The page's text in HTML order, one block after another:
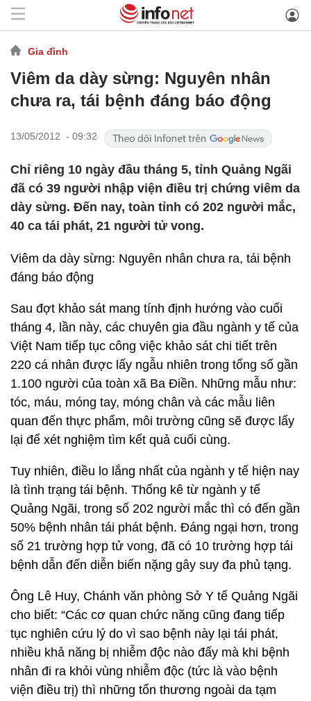
Gia đình
Viêm da dày sừng: Nguyên nhân
chưa ra, tái bệnh đáng báo động
13/05/2012 - 09:32
Chỉ riêng 10 ngày đầu tháng 5, tỉnh Quảng Ngãi
đã có 39 người nhập viện điều trị chứng viêm da
dày sừng. Đến nay, toàn tỉnh có 202 người mắc,
40 ca tái phát, 21 người tử vong.
Viêm da dày sừng: Nguyên nhân chưa ra, tái bệnh
đáng báo động
Sau đợt khảo sát mang tính định hướng vào cuối
tháng 4, lần này, các chuyên gia đầu ngành y tế của
Việt Nam tiếp tục công việc khảo sát chi tiết trên
220 cá nhân được lấy ngẫu nhiên trong tổng số gần
1.100 người của toàn xã Ba Điền. Những mẫu như:
tóc, máu, móng tay, móng chân và các mẫu liên
quan đến thực phẩm, môi trường cũng sẽ được lấy
lại để xét nghiệm tìm kết quả cuối cùng.
Tuy nhiên, điều lo lắng nhất của ngành y tế hiện nay
là tình trạng tái bệnh. Thống kê từ ngành y tế
Quảng Ngãi, trong số 202 người mắc thì có đến gần
50% bệnh nhân tái phát bệnh. Đáng ngại hơn, trong
số 21 trường hợp tử vong, đã có 10 trường hợp tái
bệnh dẫn đến diễn biến nặng gây suy đa phủ tạng.
Ông Lê Huy, Chánh văn phòng Sở Y tế Quảng Ngãi
cho biết: “Các cơ quan chức năng cũng đang tiếp
tục nghiên cứu lý do vì sao bệnh này lại tái phát,
nhiều khả năng bị nhiễm độc nào đấy mà khi bệnh
nhân đi ra khỏi vùng nhiễm độc (tức là vào bệnh
viện điều trị) thì những tổn thương ngoài da tạm